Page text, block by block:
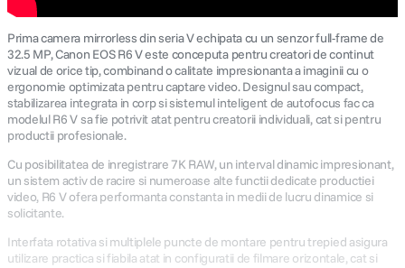
Prima camera mirrorless din seria V echipata cu un senzor full-frame de
32.5 MP, Canon EOS R6 V este conceputa pentru creatori de continut
vizual de orice tip, combinand o calitate impresionanta a imaginii cu o
ergonomie optimizata pentru captare video. Designul sau compact,
stabilizarea integrata in corp si sistemul inteligent de autofocus fac ca
modelul R6 V sa fie potrivit atat pentru creatorii individuali, cat si pentru
productii profesionale.
Cu posibilitatea de inregistrare 7K RAW, un interval dinamic impresionant,
un sistem activ de racire si numeroase alte functii dedicate productiei
video, R6 V ofera performanta constanta in medii de lucru dinamice si
solicitante.
Interfata rotativa si multiplele puncte de montare pentru trepied asigura
utilizare practica si fiabila atat in configuratii de filmare orizontale, cat si